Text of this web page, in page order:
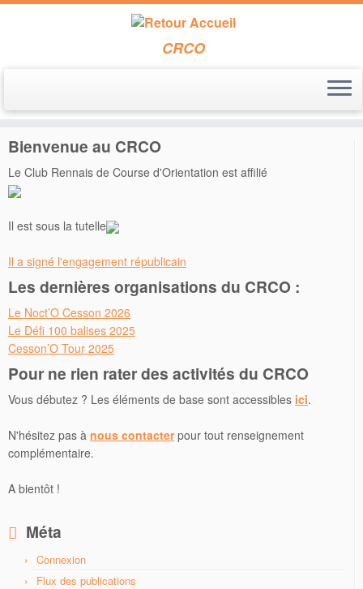
au
CRCO
Accueil » inscription_defi_crco
Bienvenue au CRCO
Le Club Rennais de Course d'Orientation est affilié
Il est sous la tutelle
Il a signé l'engagement républicain
Les dernières organisations du CRCO :
Le Noct’O Cesson 2026
Le Défi 100 balises 2025
Cesson’O Tour 2025
Pour ne rien rater des activités du CRCO
Vous débutez ? Les éléments de base sont accessibles ici.
N'hésitez pas à nous contacterpour tout renseignement
complémentaire.
A bientôt !
Méta
Connexion
Flux des publications